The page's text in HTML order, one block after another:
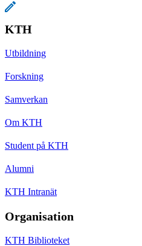
KTH
Utbildning
Forskning
Samverkan
Om KTH
Student på KTH
Alumni
KTH Intranät
Organisation
KTH Biblioteket